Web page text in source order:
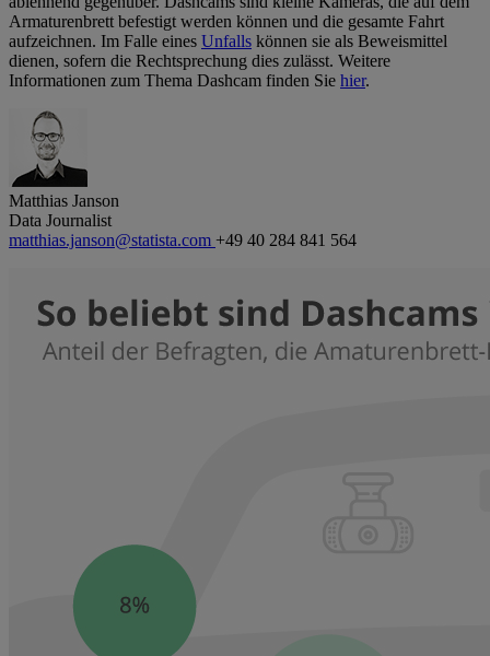
Armaturenbrett befestigt werden können und die gesamte Fahrt
aufzeichnen. Im Falle eines Unfalls können sie als Beweismittel
dienen, sofern die Rechtsprechung dies zulässt. Weitere
Informationen zum Thema Dashcam finden Sie hier.
Matthias Janson
Data Journalist
matthias.janson@statista.com +49 40 284 841 564